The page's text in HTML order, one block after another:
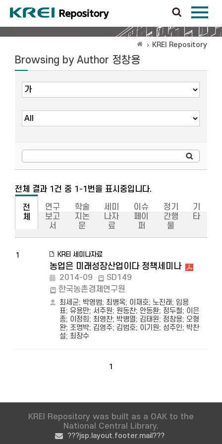
KREI Repository
Browsing by Author 정창용
전체 결과 1건 중 1-1번을 표시중입니다.
전
체
연구
보고
서
학술
지논
문
세미
나자
료
이슈
페이
퍼
정기
간행
물
기
타
1 KREI 세미나자료
농업은 미래성장산업이다 정책세미나
2014-09
SD149
한국농촌경제연구원
최세균; 박영범; 최병옥; 이재호; 노진래; 임용
표; 유용만; 서주원; 원동찬; 안동환; 정두철; 이은
종; 이정희 ; 최영찬; 박병열; 김태왼; 정창용; 오형
완; 조명박; 김영주; 김범호; 이기원; 성주인; 박찬
설; 최장수
1
KREI Repository was built as a OAK to the
National Central Library.
???jsp.layout.footer.mail???